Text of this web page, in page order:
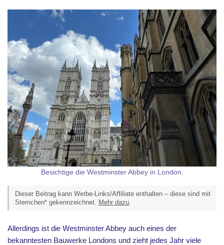
Besichtige die Westminster Abbey in London.
Dieser Beitrag kann Werbe-Links/Affiliate enthalten – diese sind mit
Sternchen* gekennzeichnet. Mehr dazu.
Allerdings ist die Westminster Abbey auch eines der
bekanntesten Bauwerke Londons und zieht jedes Jahr viele